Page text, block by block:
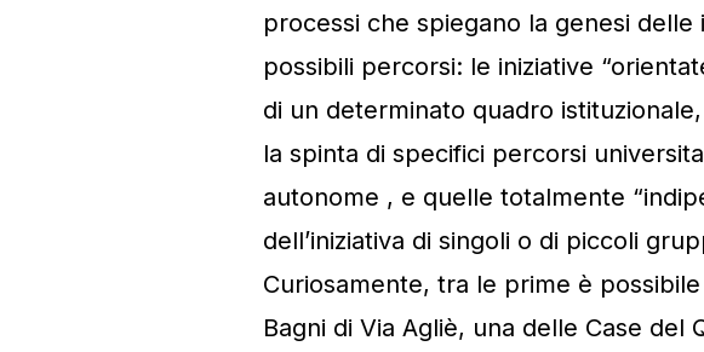
processi che spiegano la genesi
possibili percorsi: le iniziative
di un determinato quadro
la spinta di specifici percorsi
autonome , e quelle totalmente
dell’iniziativa di singoli o di piccoli
Curiosamente, tra le prime è
Bagni di Via Agliè, una delle Case